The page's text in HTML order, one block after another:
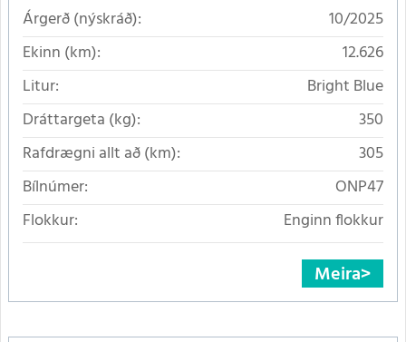
Árgerð (nýskráð):
10/2025
Ekinn (km):
12.626
Litur:
Bright Blue
Dráttargeta (kg):
350
Rafdrægni allt að (km):
305
Bílnúmer:
ONP47
Flokkur:
Enginn flokkur
Meira